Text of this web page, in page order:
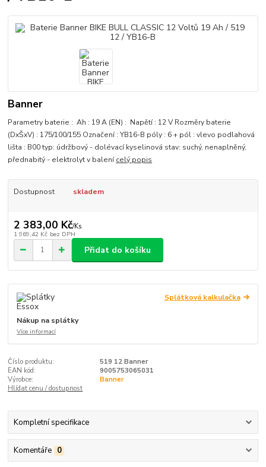
Banner
Parametry baterie : Ah : 19 A (EN) : Napětí : 12 V Rozměry baterie
(DxŠxV) : 175/100/155 Označení : YB16-B póly : 6 + pól : vlevo podlahová
lišta : B00 typ: údržbový - dolévací kyselinová stav: suchý, nenaplněný,
přednabitý - elektrolyt v balenícelý popis
Dostupnost skladem
2 383,00 Kč/Ks
1 969,42 Kč bez DPH
Přidat do košíku
Splátková kalkulačka
Nákup na splátky
Více informací
Číslo produktu:
519 12 Banner
EAN kód:
9005753065031
Výrobce:
Banner
Hlídat cenu / dostupnost
Kompletní specifikace
Komentáře 0